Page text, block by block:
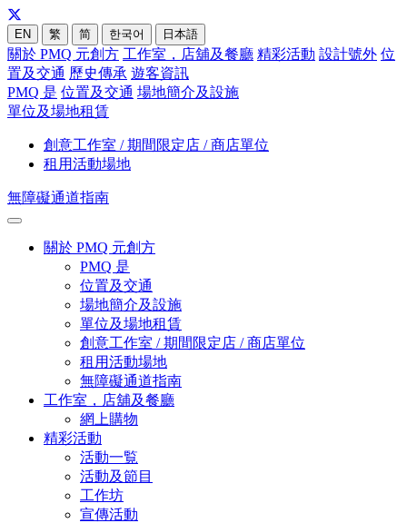
EN 繁 简 한국어 日本語
關於 PMQ 元創方 工作室，店舖及餐廳 精彩活動 設計號外 位
置及交通 歷史傳承 遊客資訊
PMQ 是 位置及交通 場地簡介及設施
單位及場地租賃
創意工作室 / 期間限定店 / 商店單位
租用活動場地
無障礙通道指南
關於 PMQ 元創方
PMQ 是
位置及交通
場地簡介及設施
單位及場地租賃
創意工作室 / 期間限定店 / 商店單位
租用活動場地
無障礙通道指南
工作室，店舖及餐廳
網上購物
精彩活動
活動一覧
活動及節目
工作坊
宣傳活動